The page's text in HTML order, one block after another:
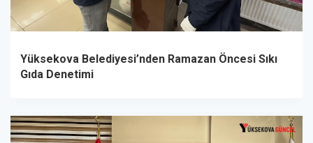
Yüksekova Belediyesi’nden Ramazan Öncesi Sıkı
Gıda Denetimi